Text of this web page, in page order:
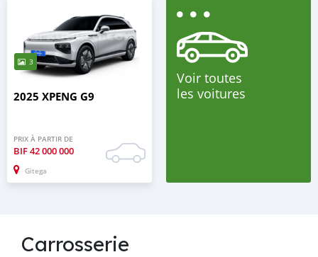
3
2025 XPENG G9
PRIX À PARTIR DE
BIF42 000 000
Gitega
Voir toutes
les voitures
Carrosserie